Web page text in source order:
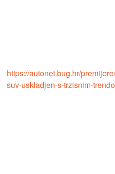
https://autonet.bug.hr/
suv-uskladjen-s-trzisnim-